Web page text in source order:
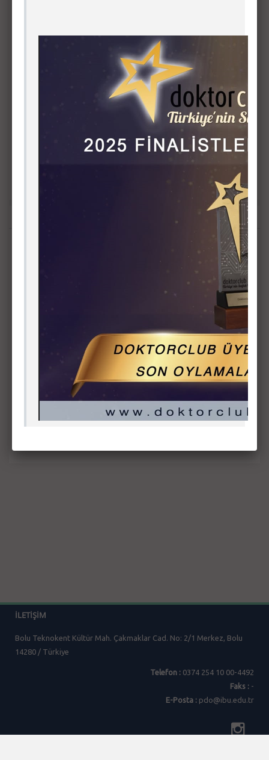
TÜBİTAK 2209-A/B Üniversite Öğrencileri Araştırma
Projeleri ve ÜNİDES Projesi Ta...
TÜBİTAK 2209-A/B Üniversite Öğrencileri Araştırma
Projeleri ve ÜNİDES Projesi Ta...
TÜBİTAK 2209-A/B Üniversite Öğrencileri Araştırma
Projeleri ve ÜNİDES Projesi Ta...
Teknoloji Transfer Uygulama ve Araştırma Merkezi (TTMER)
İLETIŞIM
Bolu Teknokent Kültür Mah. Çakmaklar Cad. No: 2/1 Merkez, Bolu
14280 / Türkiye
Telefon : 0374 254 10 00-4492
Faks : -
E-Posta : pdo@ibu.edu.tr